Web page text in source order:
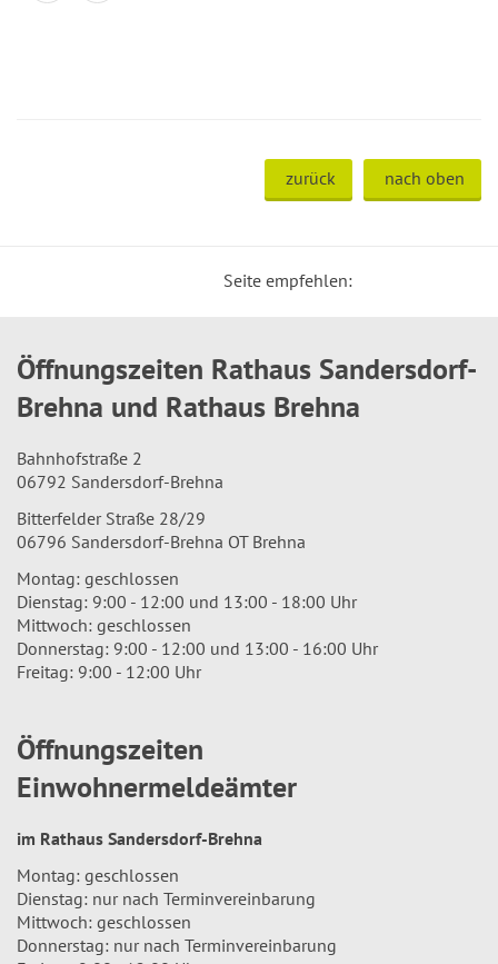
zurück nach oben
Seite empfehlen:
Öffnungszeiten Rathaus Sandersdorf-
Brehna und Rathaus Brehna
Bahnhofstraße 2
06792 Sandersdorf-Brehna
Bitterfelder Straße 28/29
06796 Sandersdorf-Brehna OT Brehna
Montag: geschlossen
Dienstag: 9:00 - 12:00 und 13:00 - 18:00 Uhr
Mittwoch: geschlossen
Donnerstag: 9:00 - 12:00 und 13:00 - 16:00 Uhr
Freitag: 9:00 - 12:00 Uhr
Öffnungszeiten
Einwohnermeldeämter
im Rathaus Sandersdorf-Brehna
Montag: geschlossen
Dienstag: nur nach Terminvereinbarung
Mittwoch: geschlossen
Donnerstag: nur nach Terminvereinbarung